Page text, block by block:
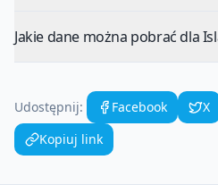
Jakie dane można pobrać dla
Udostępnij: Facebook X
Kopiuj link